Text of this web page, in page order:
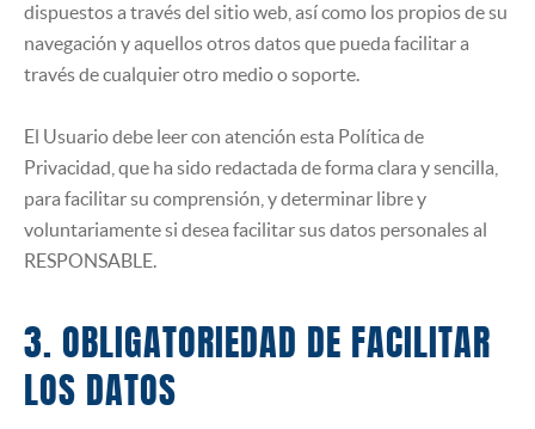
dispuestos a través del sitio web, así como los propios de su
navegación y aquellos otros datos que pueda facilitar a
través de cualquier otro medio o soporte.
El Usuario debe leer con atención esta Política de
Privacidad, que ha sido redactada de forma clara y sencilla,
para facilitar su comprensión, y determinar libre y
voluntariamente si desea facilitar sus datos personales al
RESPONSABLE.
3. OBLIGATORIEDAD DE FACILITAR
LOS DATOS